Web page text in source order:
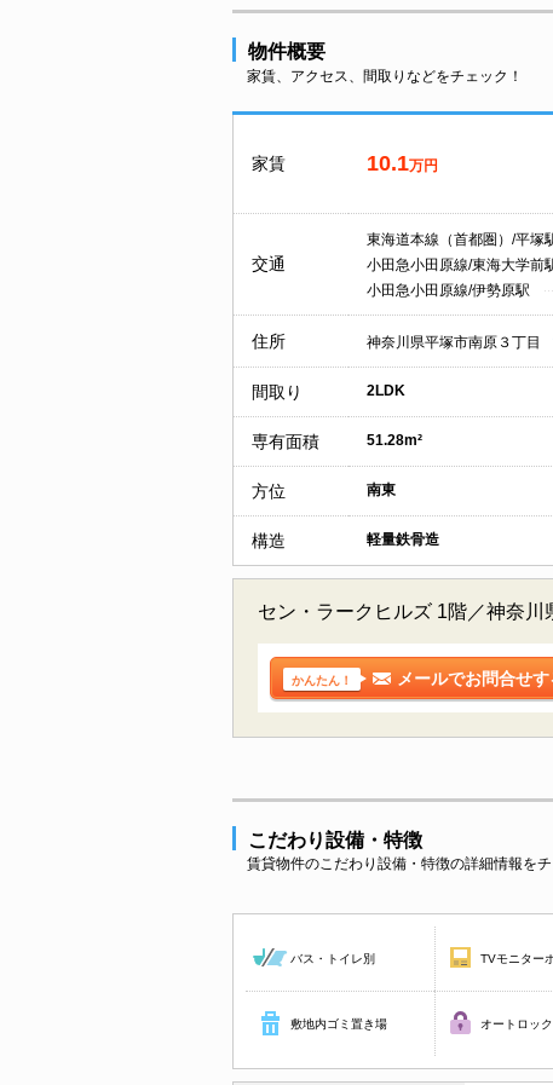
物件概要
家賃、アクセス、間取りなどをチェック！
家賃 10.1万円
交通
東海道本線（首都圏）/平塚
小田急小田原線/東海大学前
小田急小田原線/伊勢原駅
住所 神奈川県平塚市南原３丁目
間取り 2LDK
専有面積 51.28m²
方位 南東
構造 軽量鉄骨造
セン・ラークヒルズ 1階／神奈川
かんたん！ メールでお問合せす
こだわり設備・特徴
賃貸物件のこだわり設備・特徴の詳細情報をチ
バス・トイレ別 TVモニター
敷地内ゴミ置き場 オートロック